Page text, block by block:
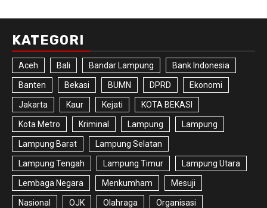
KATEGORI
Aceh Bali Bandar Lampung Bank Indonesia
Banten Bekasi BUMN DPRD Ekonomi
Jakarta Kaur Kejati KOTA BEKASI
Kota Metro Kriminal Lampung Lampung
Lampung Barat Lampung Selatan
Lampung Tengah Lampung Timur Lampung Utara
Lembaga Negara Menkumham Mesuji
Nasional OJK Olahraga Organisasi